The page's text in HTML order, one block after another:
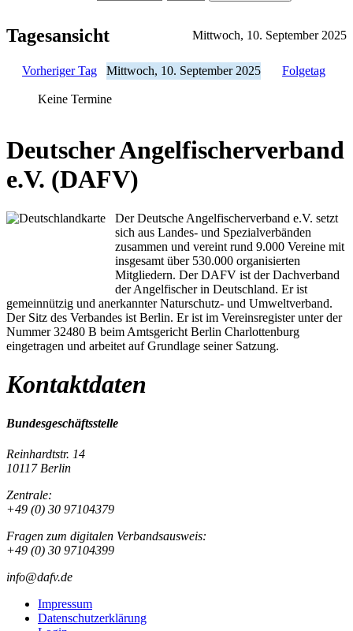
Tagesansicht Mittwoch, 10. September 2025
Vorheriger Tag Mittwoch, 10. September 2025 Folgetag
Keine Termine
Deutscher Angelfischerverband
e.V. (DAFV)
Der Deutsche Angelfischerverband e.V. setzt
sich aus Landes- und Spezialverbänden
zusammen und vereint rund 9.000 Vereine mit
insgesamt über 530.000 organisierten
Mitgliedern. Der DAFV ist der Dachverband
der Angelfischer in Deutschland. Er ist
gemeinnützig und anerkannter Naturschutz- und Umweltverband.
Der Sitz des Verbandes ist Berlin. Er ist im Vereinsregister unter der
Nummer 32480 B beim Amtsgericht Berlin Charlottenburg
eingetragen und arbeitet auf Grundlage seiner Satzung.
Kontaktdaten
Bundesgeschäftsstelle
Reinhardtstr. 14
10117 Berlin
Zentrale:
+49 (0) 30 97104379
Fragen zum digitalen Verbandsausweis:
+49 (0) 30 97104399
info@dafv.de
Impressum
Datenschutzerklärung